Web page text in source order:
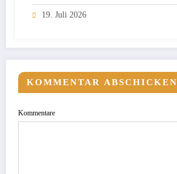
19. Juli 2026
KOMMENTAR ABSCHICKEN
Kommentare